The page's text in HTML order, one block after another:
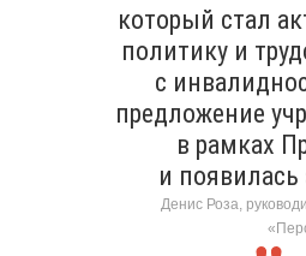
который стал
политику и
с
предложение
в рамках
и
Денис Роза,